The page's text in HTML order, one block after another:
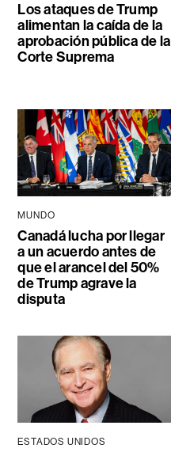
Los ataques de Trump
alimentan la caída de la
aprobación pública de la
Corte Suprema
MUNDO
Canadá lucha por llegar
a un acuerdo antes de
que el arancel del 50%
de Trump agrave la
disputa
ESTADOS UNIDOS